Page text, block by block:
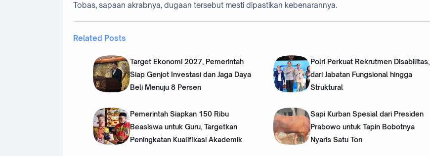
Tobas, sapaan akrabnya, dugaan tersebut mesti dipastikan kebenarannya.
Related Posts
Target Ekonomi 2027, Pemerintah
Siap Genjot Investasi dan Jaga Daya
Beli Menuju 8 Persen
Polri Perkuat Rekrutmen Disabilitas,
dari Jabatan Fungsional hingga
Struktural ‎
Pemerintah Siapkan 150 Ribu
Beasiswa untuk Guru, Targetkan
Peningkatan Kualifikasi Akademik
Sapi Kurban Spesial dari Presiden
Prabowo untuk Tapin Bobotnya
Nyaris Satu Ton